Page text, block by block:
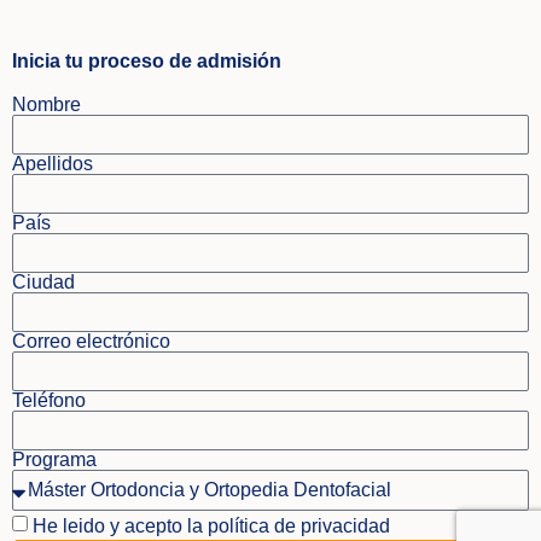
Inicia tu proceso de admisión
Nombre
Apellidos
País
Ciudad
Correo electrónico
Teléfono
Programa
He leido y acepto la política de privacidad